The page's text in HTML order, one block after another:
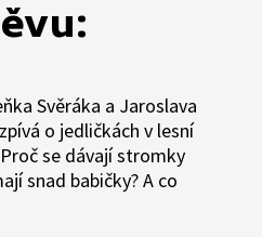
Svěráka a Jaroslava
o jedličkách v lesní
se dávají stromky
snad babičky? A co